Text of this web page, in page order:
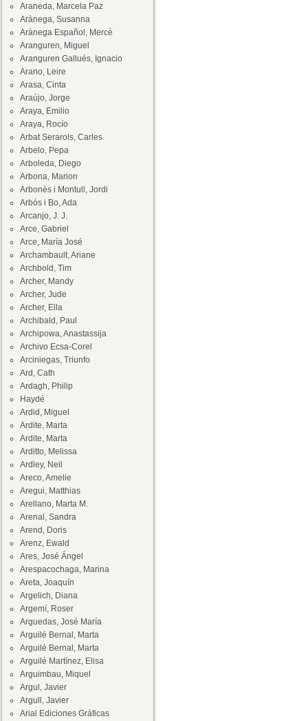
Araneda, Marcela Paz
Arànega, Susanna
Arànega Español, Mercè
Aranguren, Miguel
Aranguren Gallués, Ignacio
Arano, Leire
Arasa, Cinta
Araújo, Jorge
Araya, Emilio
Araya, Rocío
Arbat Serarols, Carles
Arbelo, Pepa
Arboleda, Diego
Arbona, Marion
Arbonès i Montull, Jordi
Arbós i Bo, Ada
Arcanjo, J. J.
Arce, Gabriel
Arce, María José
Archambault, Ariane
Archbold, Tim
Archer, Mandy
Archer, Jude
Archer, Ella
Archibald, Paul
Archipowa, Anastassija
Archivo Ecsa-Corel
Arciniegas, Triunfo
Ard, Cath
Ardagh, Philip
Haydé
Ardid, Miguel
Ardite, Marta
Ardite, Marta
Arditto, Melissa
Ardley, Neil
Areco, Amelie
Aregui, Matthias
Arellano, Marta M.
Arenal, Sandra
Arend, Doris
Arenz, Ewald
Ares, José Ángel
Arespacochaga, Marina
Areta, Joaquín
Argelich, Diana
Argemí, Roser
Arguedas, José María
Arguilé Bernal, Marta
Arguilé Bernal, Marta
Arguilé Martínez, Elisa
Arguimbau, Miquel
Argul, Javier
Argull, Javier
Arial Ediciones Gráficas